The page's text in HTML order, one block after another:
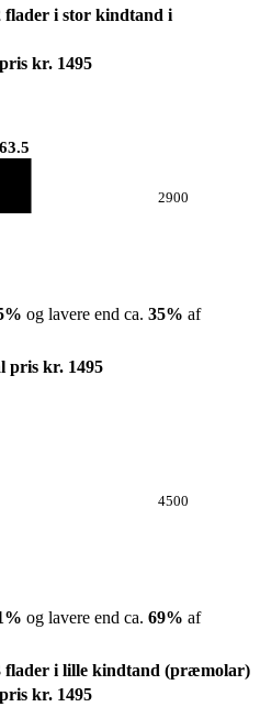
flader i stor kindtand i
kr. 1495
2900
% og lavere end ca. 35% af
pris kr. 1495
4500
% og lavere end ca. 69% af
flader i lille kindtand (præmolar)
kr. 1495